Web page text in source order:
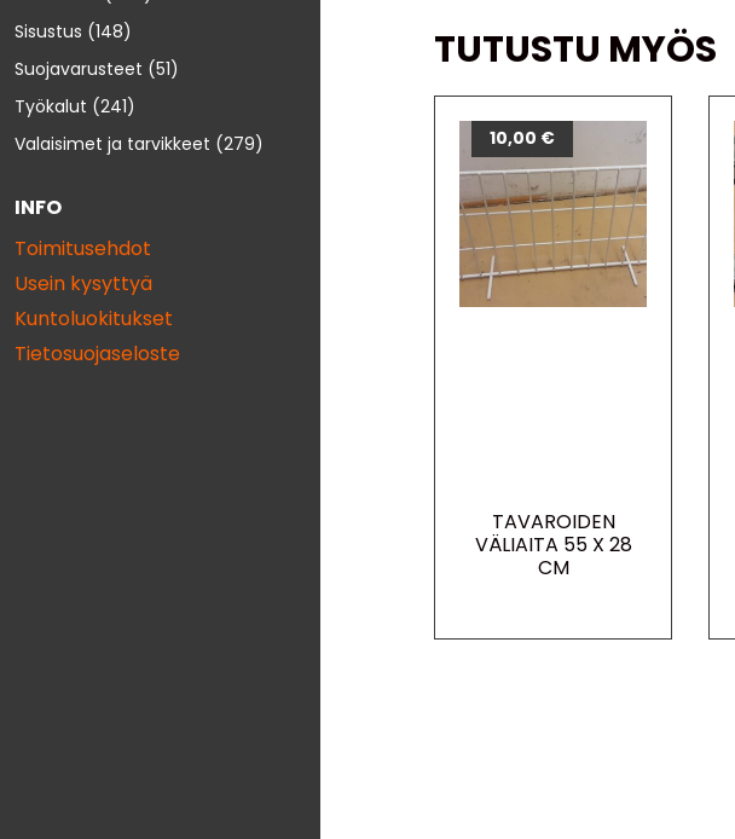
Sisustus (148)
Suojavarusteet (51)
Työkalut (241)
Valaisimet ja tarvikkeet (279)
INFO
Toimitusehdot
Usein kysyttyä
Kuntoluokitukset
Tietosuojaseloste
TUTUSTU MYÖS
TAVAROIDEN
VÄLIAITA 55 X 28
CM
10,00 €